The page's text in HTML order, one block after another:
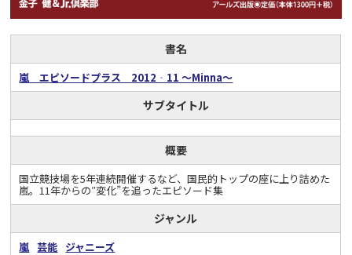
書名
嵐 エピソードプラス 2012‐11 ～Minna～
サブタイトル
概要
国立競技場を5年連続開催するなど、国民的トップの座に上り詰めた
嵐。11年からの″変化”を追ったエピソード集
ジャンル
嵐 芸能 ジャニーズ